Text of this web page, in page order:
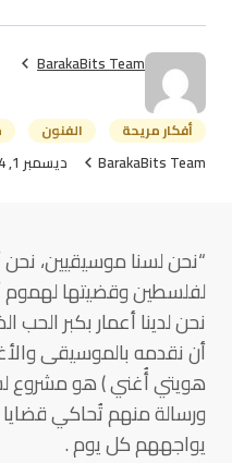
BarakaBits Team
أفكار مريحة الفنون
BarakaBits Team ديسمبر 1, 2014
“نحن لسنا موسيقيين،
لفلسطين وقضيتها لهموم
نحن لدينا أعمار بكبر الحب
أن نقدمه بالموسيقى
هويتي أُغني ) هو مشروع
ورسالة منهم تُحاكي
يواجههم كل يوم .